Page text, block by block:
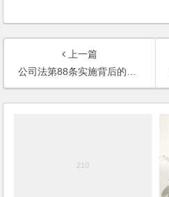
上一篇
公司法第88条实施背后的立法与司法博弈